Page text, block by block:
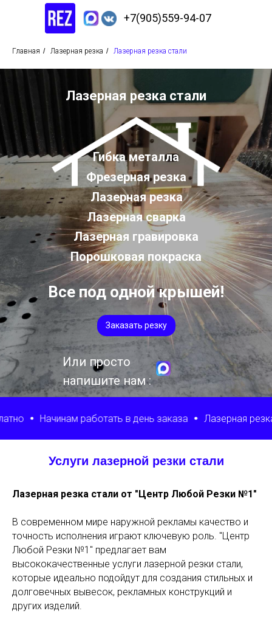
+7(905)559-94-07
Главная / Лазерная резка / Лазерная резка стали
Лазерная резка стали
Заказать резку
Все под одной крышей!
Или просто
напишите нам :
Гибка металла
Фрезерная резка
Порошковая покраска
Лазерная гравировка
Лазерная сварка
Лазерная резка
работать в день заказа Лазерная резка от 1 дня
Услуги лазерной резки стали
Лазерная резка стали от "Центр Любой Резки №1"
В современном мире наружной рекламы качество и
точность исполнения играют ключевую роль. "Центр
Любой Резки №1" предлагает вам
высококачественные услуги лазерной резки стали,
которые идеально подойдут для создания стильных и
долговечных вывесок, рекламных конструкций и
других изделий.